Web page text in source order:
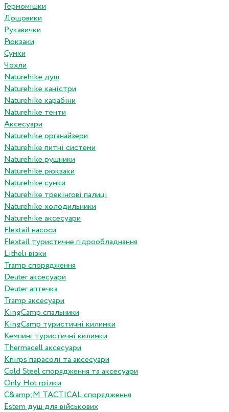
Гермомішки
Дощовики
Рукавички
Рюкзаки
Сумки
Чохли
Naturehike душ
Naturehike каністри
Naturehike карабіни
Naturehike тенти
Аксесуари
Naturehike органайзери
Naturehike питні системи
Naturehike рушники
Naturehike рюкзаки
Naturehike сумки
Naturehike трекінгові палиці
Naturehike холодильники
Naturehike аксесуари
Flextail насоси
Flextail туристичне гідрообладнання
Litheli візки
Tramp спорядження
Deuter аксесуари
Deuter аптечка
Tramp аксесуари
KingCamp спальники
KingCamp туристичні килимки
Кемпинг туристичні килимки
Thermacell аксесуари
Knirps парасолі та аксесуари
Cold Steel спорядження та аксесуари
Only Hot грілки
C&amp;M TACTICAL спорядження
Estem душ для військових